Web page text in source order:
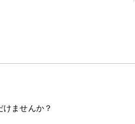
ませんか？